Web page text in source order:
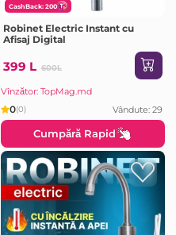
CashBack: 200
Robinet Electric Instant сu
Afisaj Digital
399 L 600L
Vînzător: TopMag.md
0(0) Vândute: 29
Cumpără Rapid